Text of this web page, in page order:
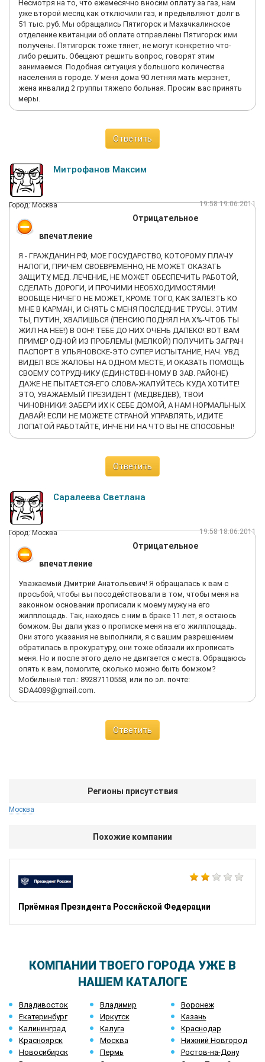
методы для выполнения своей работы.
Несмотря на то, что ежемесячно вносим оплату за газ, нам
уже второй месяц как отключили газ, и предъявляют долг в
51 тыс. руб. Мы обращались Пятигорск и Махачкалинское
отделение квитанции об оплате отправлены Пятигорск ими
получены. Пятигорск тоже тянет, не могут конкретно что-
либо решить. Обещают решить вопрос, говорят этим
занимаемся. Подобная ситуация у большого количества
населения в городе. У меня дома 90 летняя мать мерзнет,
жена инвалид 2 группы тяжело больная. Просим вас принять
меры.
Ответить
Митрофанов Максим
Город: Москва 19:58 19.06.2011
Отрицательное
впечатление
Я - ГРАЖДАНИН РФ, МОЕ ГОСУДАРСТВО, КОТОРОМУ ПЛАЧУ
НАЛОГИ, ПРИЧЕМ СВОЕВРЕМЕННО, НЕ МОЖЕТ ОКАЗАТЬ
ЗАЩИТУ, МЕД. ЛЕЧЕНИЕ, НЕ МОЖЕТ ОБЕСПЕЧИТЬ РАБОТОЙ,
СДЕЛАТЬ ДОРОГИ, И ПРОЧИМИ НЕОБХОДИМОСТЯМИ!
ВООБЩЕ НИЧЕГО НЕ МОЖЕТ, КРОМЕ ТОГО, КАК ЗАЛЕЗТЬ КО
МНЕ В КАРМАН, И СНЯТЬ С МЕНЯ ПОСЛЕДНИЕ ТРУСЫ. ЭТИМ
ТЫ, ПУТИН, ХВАЛИШЬСЯ (ПЕНСИЮ ПОДНЯЛ НА Х%-ЧТОБ ТЫ
ЖИЛ НА НЕЕ!) В ООН! ТЕБЕ ДО НИХ ОЧЕНЬ ДАЛЕКО! ВОТ ВАМ
ПРИМЕР ОДНОЙ ИЗ ПРОБЛЕМЫ (МЕЛКОЙ) ПОЛУЧИТЬ ЗАГРАН
ПАСПОРТ В УЛЬЯНОВСКЕ-ЭТО СУПЕР ИСПЫТАНИЕ, НАЧ. УВД
ВИДЕЛ ВСЕ ЖАЛОБЫ НА ОДНОМ МЕСТЕ, И ОКАЗАТЬ ПОМОЩЬ
СВОЕМУ СОТРУДНИКУ (ЕДИНСТВЕННОМУ В ЗАВ. РАЙОНЕ)
ДАЖЕ НЕ ПЫТАЕТСЯ-ЕГО СЛОВА-ЖАЛУЙТЕСЬ КУДА ХОТИТЕ!
ЭТО, УВАЖАЕМЫЙ ПРЕЗИДЕНТ (МЕДВЕДЕВ), ТВОИ
ЧИНОВНИКИ! ЗАБЕРИ ИХ К СЕБЕ ДОМОЙ, А НАМ НОРМАЛЬНЫХ
ДАВАЙ! ЕСЛИ НЕ МОЖЕТЕ СТРАНОЙ УПРАВЛЯТЬ, ИДИТЕ
ЛОПАТОЙ РАБОТАЙТЕ, ИНЧЕ НИ НА ЧТО ВЫ НЕ СПОСОБНЫ!
Ответить
Саралеева Светлана
Город: Москва 19:58 18.06.2011
Отрицательное
впечатление
Уважаемый Дмитрий Анатольевич! Я обращалась к вам с
просьбой, чтобы вы посодействовали в том, чтобы меня на
законном основании прописали к моему мужу на его
жилплощадь. Так, находясь с ним в браке 11 лет, я остаюсь
бомжом. Вы дали указ о прописке меня на его жилплощадь.
Они этого указания не выполнили, я с вашим разрешением
обратилась в прокуратуру, они тоже обязали их прописать
меня. Но и после этого дело не двигается с места. Обращаюсь
опять к вам, помогите, сколько можно быть бомжом?
Мобильный тел.: 89287110558, или по эл. почте:
SDA4089@gmail.com.
Ответить
Регионы присутствия
Москва
Похожие компании
Приёмная Президента Российской Федерации
КОМПАНИИ ТВОЕГО ГОРОДА УЖЕ В
НАШЕМ КАТАЛОГЕ
Владивосток Владимир
Воронеж
Екатеринбург
Иркутск
Казань
Калининград
Калуга
Краснодар
Красноярск
Москва
Нижний Новгород
Новосибирск
Пермь
Ростов-на-Дону